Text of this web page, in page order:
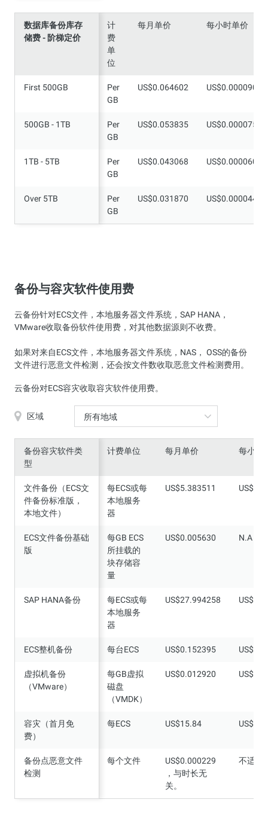
数据库备份库存
储费 - 阶梯定价
计
费
单
位
每月单价 每小时单价
First 500GB
Per
GB
US$0.064602 US$0.000090
500GB - 1TB
Per
GB
US$0.053835 US$0.000075
1TB - 5TB
Per
GB
US$0.043068 US$0.000060
Over 5TB
Per
GB
US$0.031870 US$0.000044
数据库备份库存
储费 - 阶梯定价
First 500GB
500GB - 1TB
1TB - 5TB
Over 5TB
备份与容灾软件使用费
云备份针对ECS文件，本地服务器文件系统，SAP HANA，
VMware收取备份软件使用费，对其他数据源则不收费。
如果对来自ECS文件，本地服务器文件系统，NAS， OSS的备份
文件进行恶意文件检测，还会按文件数收取恶意文件检测费用。
云备份对ECS容灾收取容灾软件使用费。
区域 所有地域
备份容灾软件类
型
计费单位 每月单价 每小时
文件备份（ECS文
件备份标准版，
本地文件）
每ECS或每
本地服务
器
US$5.383511
ECS文件备份基础
版
每GB ECS
所挂载的
块存储容
量
US$0.005630 N.A
SAP HANA备份
每ECS或每
本地服务
器
US$27.994258
ECS整机备份 每台ECS US$0.152395
虚拟机备份
（VMware）
每GB虚拟
磁盘
（VMDK）
US$0.012920
容灾（首月免
费）
每ECS US$15.84
备份点恶意文件
检测
每个文件
US$0.000229
，与时长无
关。
不适用
备份容灾软件类
型
文件备份（ECS文
件备份标准版，
本地文件）
ECS文件备份基础
版
SAP HANA备份
ECS整机备份
虚拟机备份
（VMware）
容灾（首月免
费）
备份点恶意文件
检测